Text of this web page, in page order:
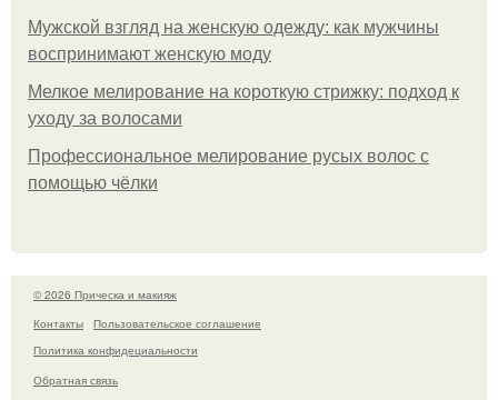
Мужской взгляд на женскую одежду: как мужчины
воспринимают женскую моду
Мелкое мелирование на короткую стрижку: подход к
уходу за волосами
Профессиональное мелирование русых волос с
помощью чёлки
© 2026 Прическа и макияж
Контакты
Пользовательское соглашение
Политика конфидециальности
Обратная связь